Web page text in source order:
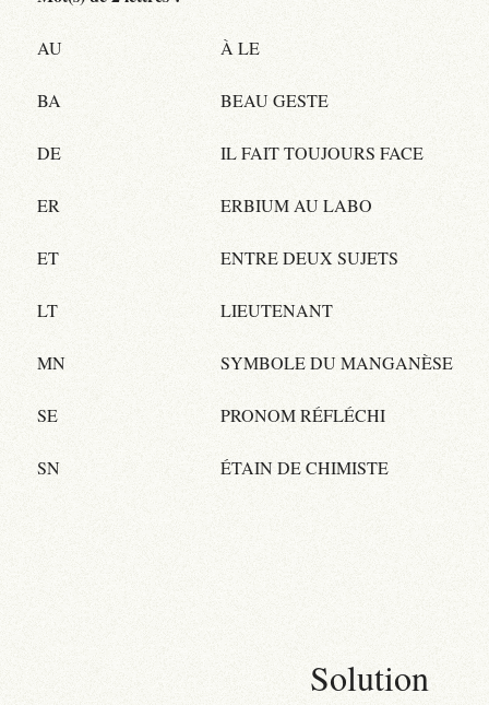
AU À LE
BA BEAU GESTE
DE IL FAIT TOUJOURS FACE
ER ERBIUM AU LABO
ET ENTRE DEUX SUJETS
LT LIEUTENANT
MN SYMBOLE DU MANGANÈSE
SE PRONOM RÉFLÉCHI
SN ÉTAIN DE CHIMISTE
Solution